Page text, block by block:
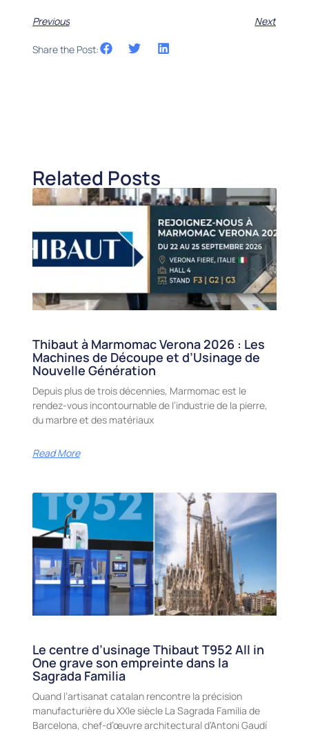
Previous Next
Share the Post:
Related Posts
Thibaut à Marmomac Verona 2026 : Les
Machines de Découpe et d’Usinage de
Nouvelle Génération
Depuis plus de trois décennies, Marmomac est le
rendez-vous incontournable de l’industrie de la pierre,
du marbre et des matériaux
Read More
Le centre d’usinage Thibaut T952 All in
One grave son empreinte dans la
Sagrada Familia
Quand l’artisanat catalan rencontre la précision
manufacturière du XXIe siècle La Sagrada Familia de
Barcelona, chef-d’œuvre architectural d’Antoni Gaudí